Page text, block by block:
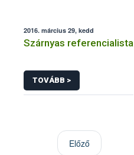
2016. március 29, kedd
Szárnyas referencialista
TOVÁBB >
Előző